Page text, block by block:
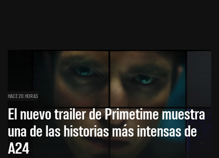
HACE 20 HORAS
El nuevo trailer de Primetime muestra
una de las historias más intensas de
A24